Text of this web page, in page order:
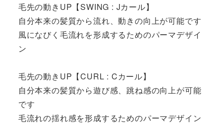
毛先の動きUP【SWING : Jカール】
自分本来の髪質から流れ、動きの向上が可能です
風になびく毛流れを形成するためのパーマデザイ
ン
毛先の動きUP【CURL : Cカール】
自分本来の髪質から遊び感、跳ね感の向上が可能
です
毛流れの揺れ感を形成するためのパーマデザイン